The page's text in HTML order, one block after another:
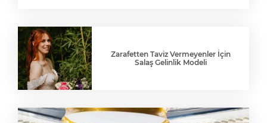
Zarafetten Taviz Vermeyenler İçin
Salaş Gelinlik Modeli